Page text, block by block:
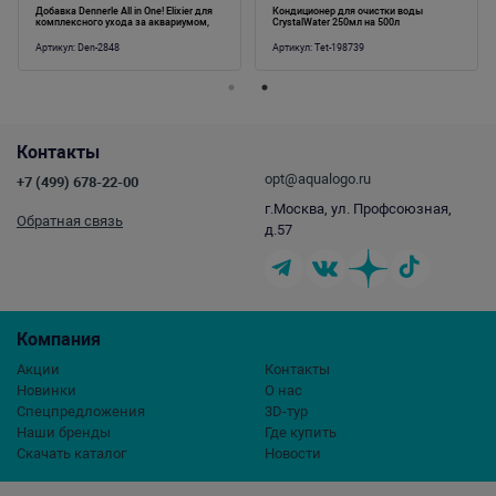
Добавка Dennerle All in One! Elixier для
комплексного ухода за аквариумом,
Артикул: Den-2848
Кондиционер для очистки воды
CrystalWater 250мл на 500л
Артикул: Tet-198739
Компания
Акции
Новинки
Спецпредложения
Наши бренды
Скачать каталог
Контакты
О нас
3D-тур
Где купить
Новости
Контакты
+7 (499) 678-22-00
Обратная связь
opt@aqualogo.ru
г.Москва, ул. Профсоюзная,
д.57